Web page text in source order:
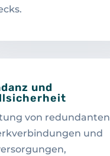
und
von redundanten
und